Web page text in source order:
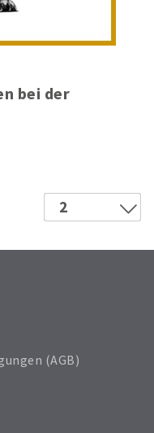
bei der
2
(AGB)